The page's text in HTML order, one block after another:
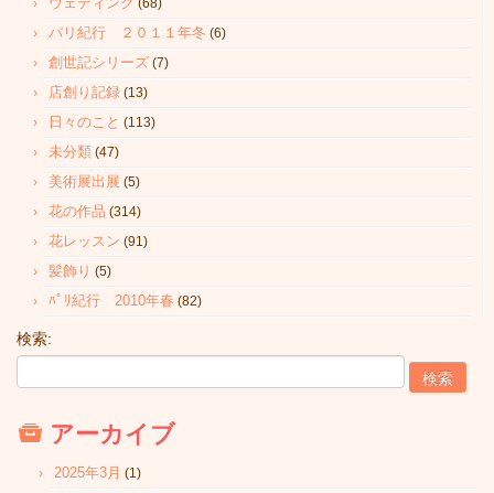
(68)
パリ紀行 ２０１１年冬 (6)
創世記シリーズ (7)
店創り記録 (13)
日々のこと (113)
未分類 (47)
美術展出展 (5)
花の作品 (314)
花レッスン (91)
髪飾り (5)
ﾊﾟﾘ紀行 2010年春 (82)
検索:
アーカイブ
2025年3月 (1)